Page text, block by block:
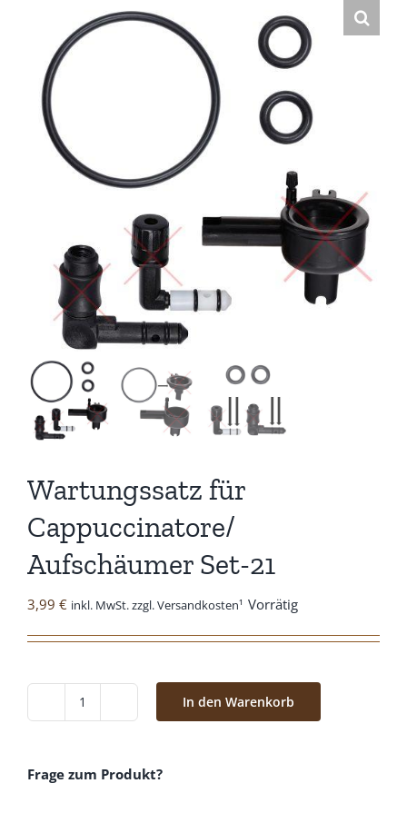
Wartungssatz für
Cappuccinatore/
Aufschäumer Set-21
3,99 € inkl. MwSt. zzgl. Versandkosten¹ Vorrätig
Wartungssatz
In den Warenkorb
Frage zum Produkt?